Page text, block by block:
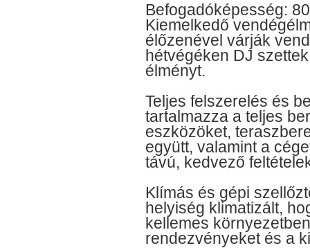
Befogadóképesség:
Kiemelkedő
élőzenével várják
hétvégéken DJ
élményt.
Teljes felszerelés és
tartalmazza a teljes
eszközöket,
együtt, valamint a
távú, kedvező
Klímás és gépi
helyiség klimatizált,
kellemes
rendezvényeket és a